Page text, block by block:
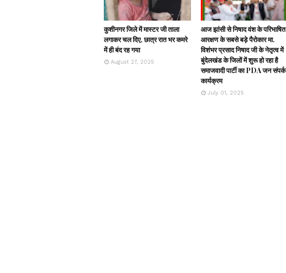
कुशीनगर जिले में मास्टर जी ताला
लगाकर चल दिए, छात्र रात भर कमरे
में ही बंद रह गया
August 27, 2025
आज झांसी से निषाद वंश के परिभाषित
आरक्षण के सबसे बड़े पैरोकार मा.
विशंभर प्रसाद निषाद जी के नेतृत्व में
बुंदेलखंड के जिलों में शुरू हो रहा है
समाजवादी पार्टी का PDA जन संपर्क
कार्यक्रम
July 01, 2025